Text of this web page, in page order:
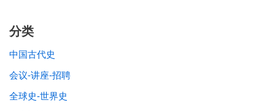
分类
中国古代史
会议-讲座-招聘
全球史-世界史